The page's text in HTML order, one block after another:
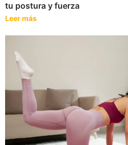
tu postura y fuerza
Leer más